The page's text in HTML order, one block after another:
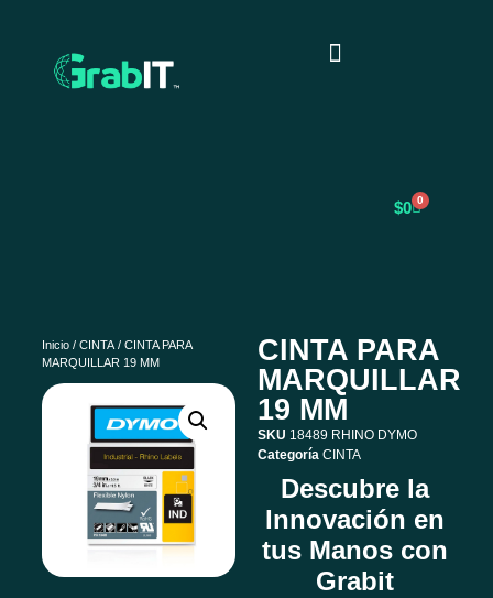
$0 0
Inicio/ CINTA/ CINTA PARA
MARQUILLAR 19 MM
CINTA PARA
MARQUILLAR
19 MM
SKU 18489 RHINO DYMO
Categoría CINTA
Descubre la
Innovación en
tus Manos con
Grabit